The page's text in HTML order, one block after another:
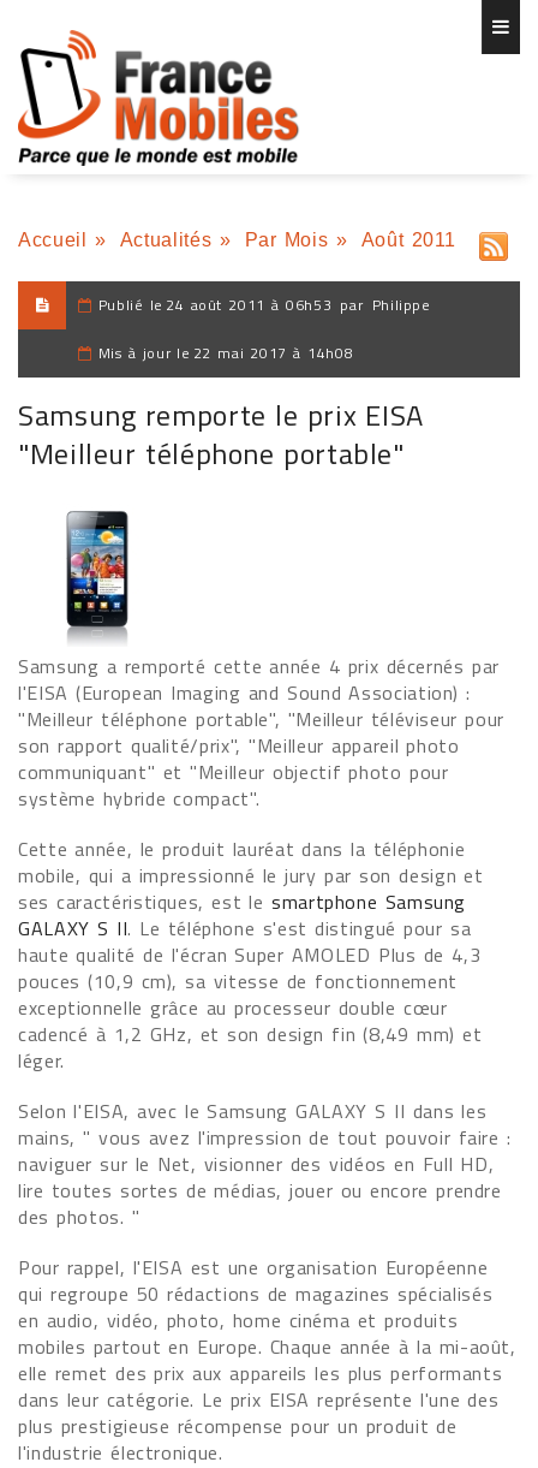
Accueil » Actualités » Par Mois » Août 2011
Publié le 24 août 2011 à 06h53 par Philippe
Mis à jour le 22 mai 2017 à 14h08
Samsung remporte le prix EISA
"Meilleur téléphone portable"
Samsung a remporté cette année 4 prix décernés par
l'EISA (European Imaging and Sound Association) :
"Meilleur téléphone portable", "Meilleur téléviseur pour
son rapport qualité/prix", "Meilleur appareil photo
communiquant" et "Meilleur objectif photo pour
système hybride compact".
Cette année, le produit lauréat dans la téléphonie
mobile, qui a impressionné le jury par son design et
ses caractéristiques, est le smartphone Samsung
GALAXY S II. Le téléphone s'est distingué pour sa
haute qualité de l'écran Super AMOLED Plus de 4,3
pouces (10,9 cm), sa vitesse de fonctionnement
exceptionnelle grâce au processeur double cœur
cadencé à 1,2 GHz, et son design fin (8,49 mm) et
léger.
Selon l'EISA, avec le Samsung GALAXY S II dans les
mains, " vous avez l'impression de tout pouvoir faire :
naviguer sur le Net, visionner des vidéos en Full HD,
lire toutes sortes de médias, jouer ou encore prendre
des photos. "
Pour rappel, l'EISA est une organisation Européenne
qui regroupe 50 rédactions de magazines spécialisés
en audio, vidéo, photo, home cinéma et produits
mobiles partout en Europe. Chaque année à la mi-août,
elle remet des prix aux appareils les plus performants
dans leur catégorie. Le prix EISA représente l'une des
plus prestigieuse récompense pour un produit de
l'industrie électronique.